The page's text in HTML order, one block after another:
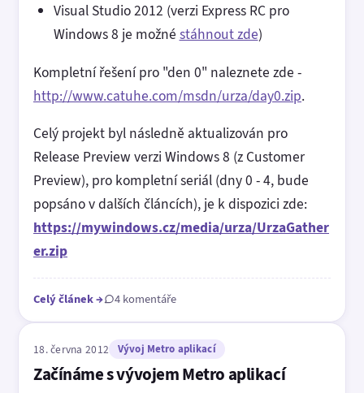
Visual Studio 2012 (verzi Express RC pro
Windows 8 je možné stáhnout zde)
Kompletní řešení pro "den 0" naleznete zde -
http://www.catuhe.com/msdn/urza/day0.zip.
Celý projekt byl následně aktualizován pro
Release Preview verzi Windows 8 (z Customer
Preview), pro kompletní seriál (dny 0 - 4, bude
popsáno v dalších článcích), je k dispozici zde:
https://mywindows.cz/media/urza/UrzaGather
er.zip
Celý článek→ 4 komentáře
18. června 2012 Vývoj Metro aplikací
Začínáme s vývojem Metro aplikací